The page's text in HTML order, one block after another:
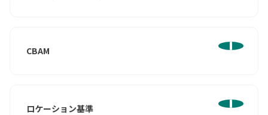
CBAM
ロケーション基準